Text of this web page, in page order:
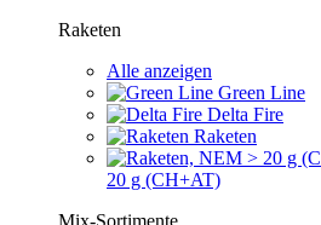
Raketen
Alle anzeigen
Green Line
Delta Fire
Raketen
20 g (CH+AT)
Mix-Sortimente